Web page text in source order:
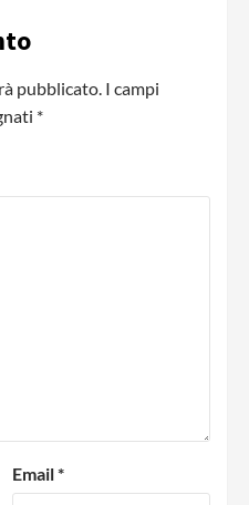
pubblicato. I campi
*
Email*